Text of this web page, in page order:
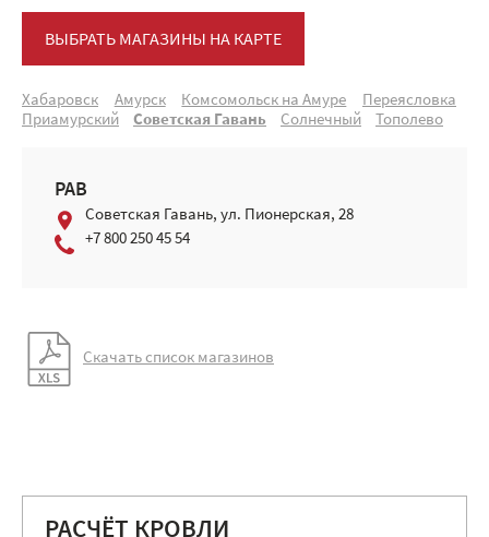
ВЫБРАТЬ МАГАЗИНЫ НА КАРТЕ
Хабаровск Амурск Комсомольск на Амуре
Переясловка
Приамурский
Советская Гавань Солнечный Тополево
РАВ
Советская Гавань, ул. Пионерская, 28
+7 800 250 45 54
Скачать список магазинов
РАСЧЁТ КРОВЛИ